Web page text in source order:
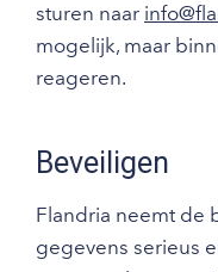
sturen naar
mogelijk, maar
reageren.
Beveiligen
Flandria neemt de
gegevens serieus